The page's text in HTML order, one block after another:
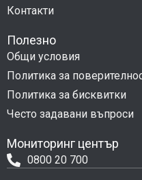
Контакти
Полезно
Общи условия
Политика за
Политика за бисквитки
Често задавани въпроси
Мониторинг център
0800 20 700